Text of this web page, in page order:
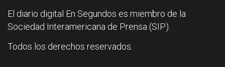
El diario digital En Segundos es miembro de la
Sociedad Interamericana de Prensa (SIP).
Todos los derechos reservados.